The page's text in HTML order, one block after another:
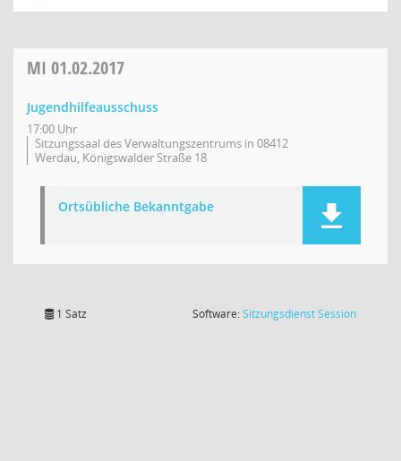
MI 01.02.2017
Jugendhilfeausschuss
17:00 Uhr
Sitzungssaal des Verwaltungszentrums in 08412
Werdau, Königswalder Straße 18
Ortsübliche Bekanntgabe
1 Satz Software:SitzungsdienstSession(Wird in